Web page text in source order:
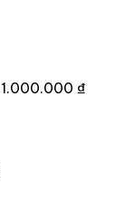
1.000.000 ₫